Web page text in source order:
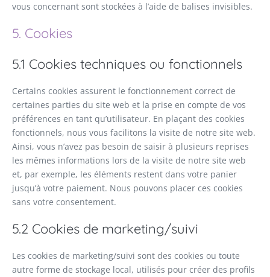
vous concernant sont stockées à l’aide de balises invisibles.
5. Cookies
5.1 Cookies techniques ou fonctionnels
Certains cookies assurent le fonctionnement correct de
certaines parties du site web et la prise en compte de vos
préférences en tant qu’utilisateur. En plaçant des cookies
fonctionnels, nous vous facilitons la visite de notre site web.
Ainsi, vous n’avez pas besoin de saisir à plusieurs reprises
les mêmes informations lors de la visite de notre site web
et, par exemple, les éléments restent dans votre panier
jusqu’à votre paiement. Nous pouvons placer ces cookies
sans votre consentement.
5.2 Cookies de marketing/suivi
Les cookies de marketing/suivi sont des cookies ou toute
autre forme de stockage local, utilisés pour créer des profils